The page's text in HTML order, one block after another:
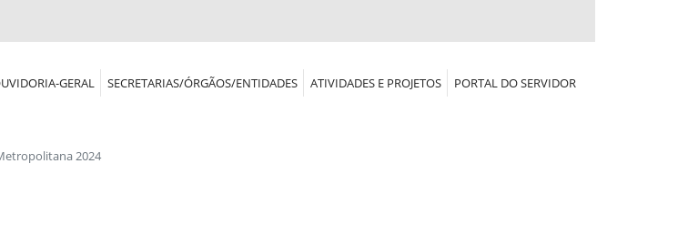
GERAL SECRETARIAS/ÓRGÃOS/ENTIDADES ATIVIDADES E PROJETOS PORTAL DO SERVIDOR
2024